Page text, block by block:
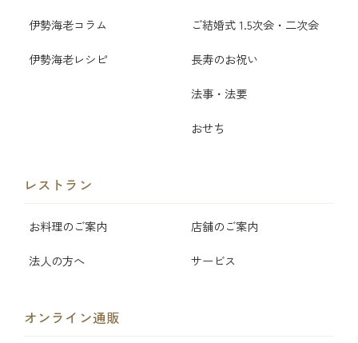
伊勢海老コラム
伊勢海老レシピ
ご結婚式 1.5次会・二次会
長寿のお祝い
法事・法要
おせち
レストラン
お料理のご案内 店舗のご案内
法人の方へ サービス
オンライン通販